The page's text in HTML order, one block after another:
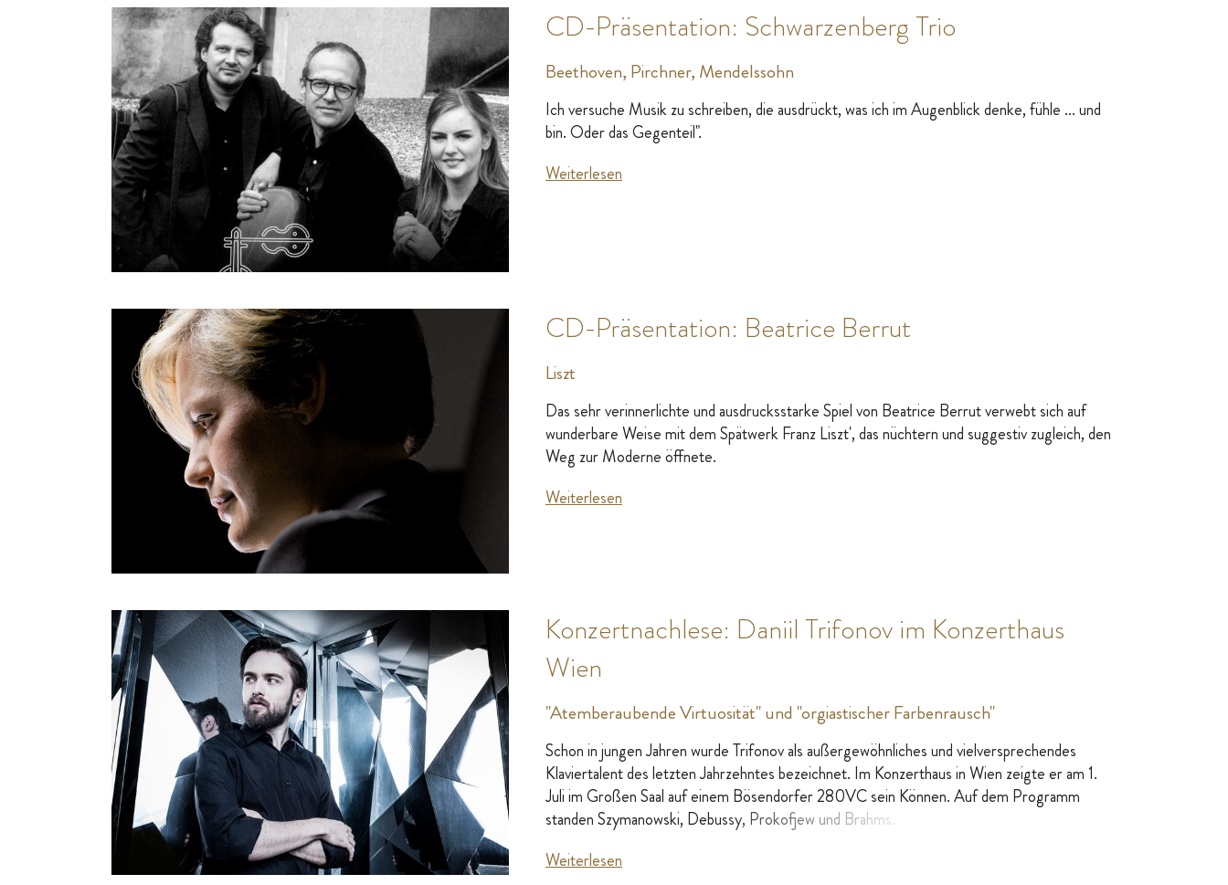
CD-Präsentation: Schwarzenberg Trio
Beethoven, Pirchner, Mendelssohn
Ich versuche Musik zu schreiben, die ausdrückt, was ich im Augenblick denke, fühle ... und
bin. Oder das Gegenteil".
Weiterlesen
CD-Präsentation: Beatrice Berrut
Liszt
Das sehr verinnerlichte und ausdrucksstarke Spiel von Beatrice Berrut verwebt sich auf
wunderbare Weise mit dem Spätwerk Franz Liszt', das nüchtern und suggestiv zugleich, den
Weg zur Moderne öffnete.
Weiterlesen
Konzertnachlese: Daniil Trifonov im Konzerthaus
Wien
"Atemberaubende Virtuosität" und "orgiastischer Farbenrausch"
Schon in jungen Jahren wurde Trifonov als außergewöhnliches und vielversprechendes
Klaviertalent des letzten Jahrzehntes bezeichnet. Im Konzerthaus in Wien zeigte er am 1.
Juli im Großen Saal auf einem Bösendorfer 280VC sein Können. Auf dem Programm
standen Szymanowski, Debussy, Prokofjew und Brahms.
Weiterlesen